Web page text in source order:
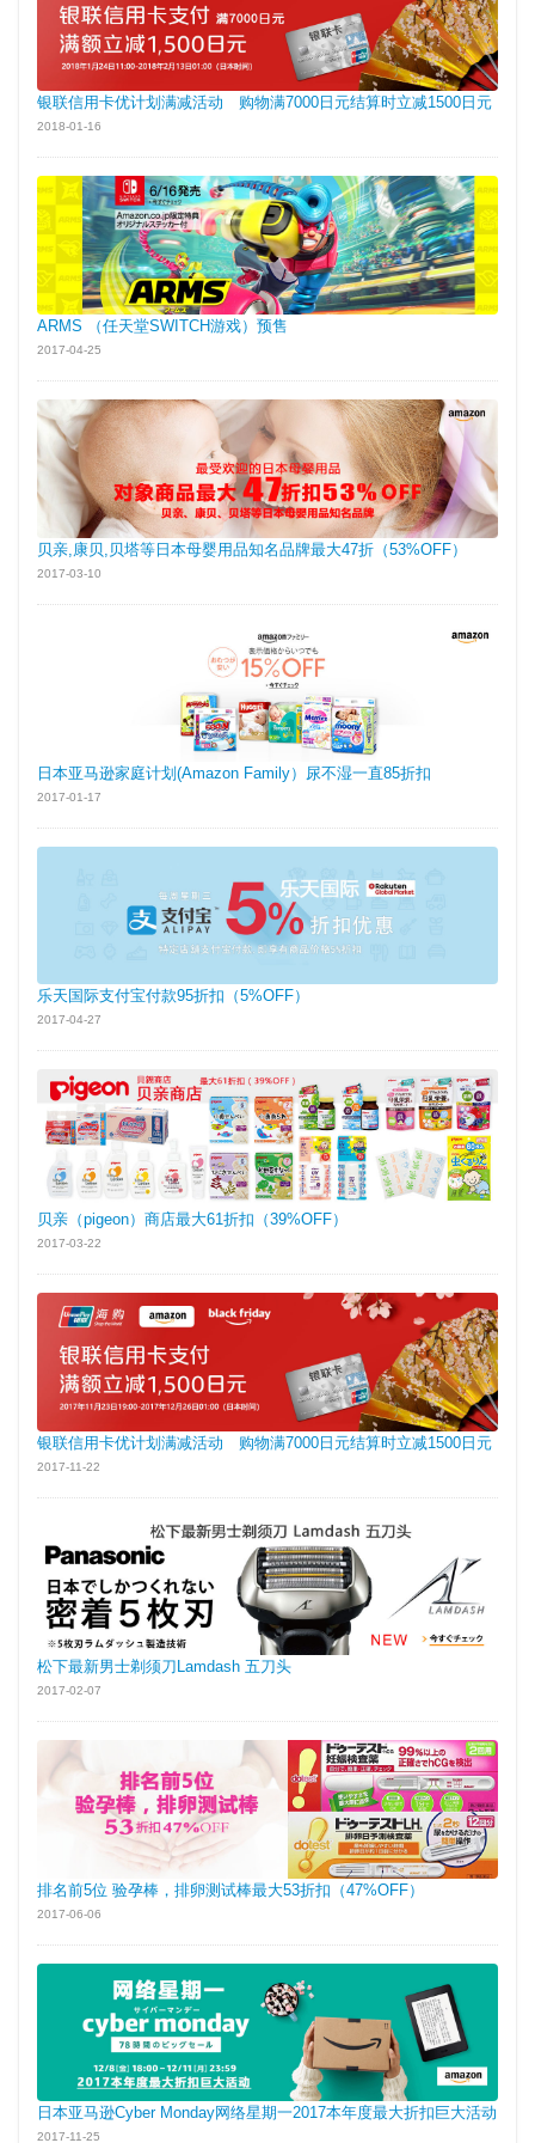
银联信用卡优计划满减活动 购物满7000日元结算时立减1500日元
2018-01-16
ARMS （任天堂SWITCH游戏）预售
2017-04-25
贝亲,康贝,贝塔等日本母婴用品知名品牌最大47折（53%OFF）
2017-03-10
日本亚马逊家庭计划(Amazon Family）尿不湿一直85折扣
2017-01-17
乐天国际支付宝付款95折扣（5%OFF）
2017-04-27
贝亲（pigeon）商店最大61折扣（39%OFF）
2017-03-22
银联信用卡优计划满减活动 购物满7000日元结算时立减1500日元
2017-11-22
松下最新男士剃须刀Lamdash 五刀头
2017-02-07
排名前5位 验孕棒，排卵测试棒最大53折扣（47%OFF）
2017-06-06
日本亚马逊Cyber Monday网络星期一2017本年度最大折扣巨大活动
2017-11-25